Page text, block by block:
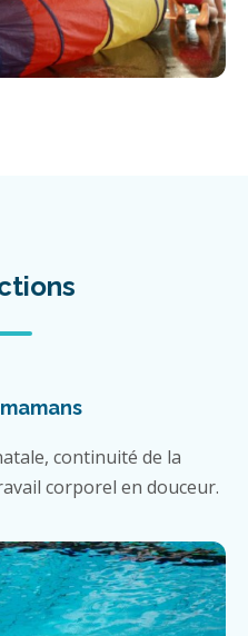
continuité de la
corporel en douceur.